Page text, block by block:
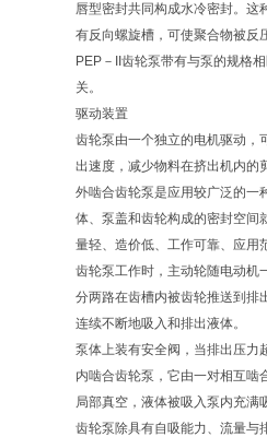
唇型密封共同构成水冷密封。
有反向螺旋槽，可使聚合物被反
PEP－II齿轮泵带有与泵的规格
关。
驱动装置
齿轮泵由一个独立的电机驱动，
出速度，减少物料在挤出机内的
外啮合齿轮泵是应用较广泛的一
体、泵盖和齿轮构成的密封空间
量轻、造价低、工作可靠、应用
齿轮泵工作时，主动轮随电动机
分两路在齿槽内被齿轮推送到排
连续不断地吸入和排出液体。
泵体上装有安全阀，当排出压力
内啮合齿轮泵，它由一对相互啮
局部真空，液体被吸入泵内充满
齿轮泵除具有自吸能力、流量与